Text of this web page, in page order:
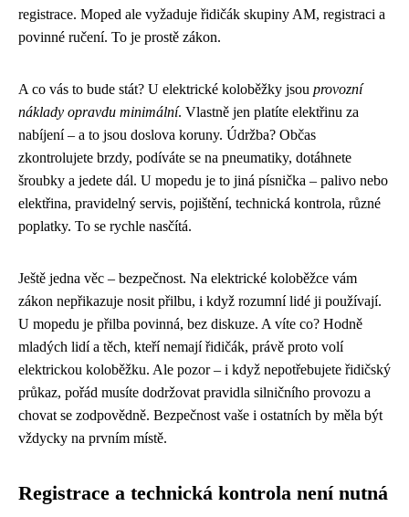
registrace. Moped ale vyžaduje řidičák skupiny AM, registraci a
povinné ručení. To je prostě zákon.
A co vás to bude stát? U elektrické koloběžky jsou provozní
náklady opravdu minimální. Vlastně jen platíte elektřinu za
nabíjení – a to jsou doslova koruny. Údržba? Občas
zkontrolujete brzdy, podíváte se na pneumatiky, dotáhnete
šroubky a jedete dál. U mopedu je to jiná písnička – palivo nebo
elektřina, pravidelný servis, pojištění, technická kontrola, různé
poplatky. To se rychle nasčítá.
Ještě jedna věc – bezpečnost. Na elektrické koloběžce vám
zákon nepřikazuje nosit přilbu, i když rozumní lidé ji používají.
U mopedu je přilba povinná, bez diskuze. A víte co? Hodně
mladých lidí a těch, kteří nemají řidičák, právě proto volí
elektrickou koloběžku. Ale pozor – i když nepotřebujete řidičský
průkaz, pořád musíte dodržovat pravidla silničního provozu a
chovat se zodpovědně. Bezpečnost vaše i ostatních by měla být
vždycky na prvním místě.
Registrace a technická kontrola není nutná